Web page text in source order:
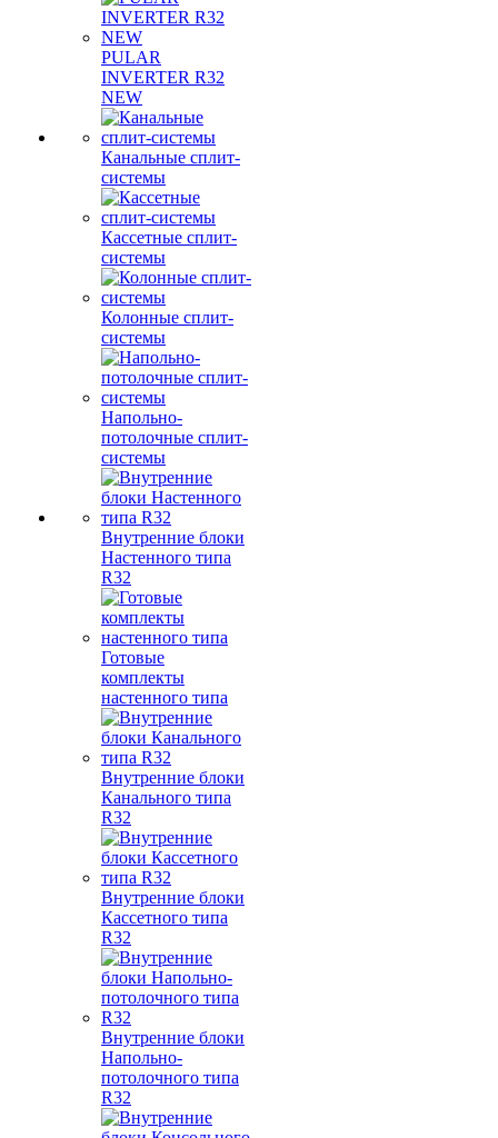
PULAR
INVERTER R32
NEW
Канальные сплит-
системы
Кассетные сплит-
системы
Колонные сплит-
системы
Напольно-
потолочные сплит-
системы
Внутренние блоки
Настенного типа
R32
Готовые
комплекты
настенного типа
Внутренние блоки
Канального типа
R32
Внутренние блоки
Кассетного типа
R32
Внутренние блоки
Напольно-
потолочного типа
R32